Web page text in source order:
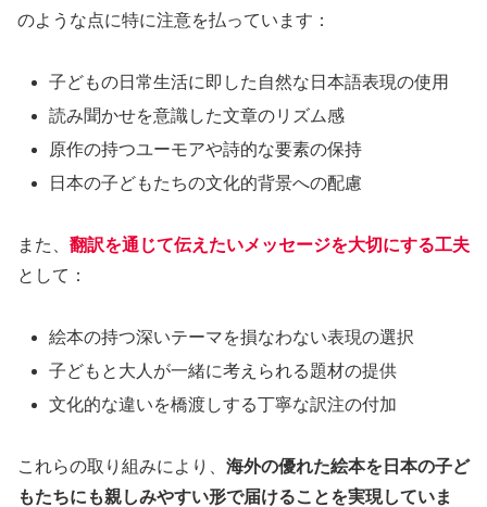
のような点に特に注意を払っています：
子どもの日常生活に即した自然な日本語表現の使用
読み聞かせを意識した文章のリズム感
原作の持つユーモアや詩的な要素の保持
日本の子どもたちの文化的背景への配慮
また、 翻訳を通じて伝えたいメッセージを大切にする工夫
として：
絵本の持つ深いテーマを損なわない表現の選択
子どもと大人が一緒に考えられる題材の提供
文化的な違いを橋渡しする丁寧な訳注の付加
これらの取り組みにより、 海外の優れた絵本を日本の子ど
もたちにも親しみやすい形で届けることを実現していま